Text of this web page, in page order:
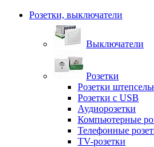
Розетки, выключатели
Выключатели
Розетки
Розетки
Розетки с USB
Аудиорозетки
Компьютерные
Телефонные
TV-розетки